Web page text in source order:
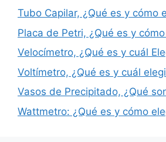
Tubo Capilar, ¿Qué es y cómo
Placa de Petri, ¿Qué es y
Velocímetro, ¿Qué es y cuál
Voltímetro, ¿Qué es y cuál
Vasos de Precipitado, ¿Qué
Wattmetro: ¿Qué es y cómo